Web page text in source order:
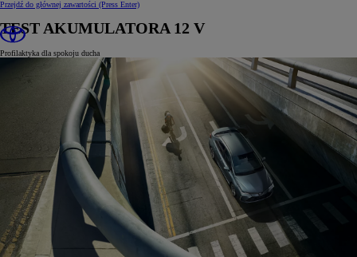
Przejdź do głównej zawartości (Press Enter)
TEST AKUMULATORA 12 V
Profilaktyka dla spokoju ducha